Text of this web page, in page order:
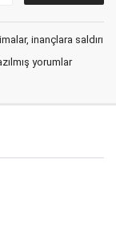
inançlara saldırı
yorumlar